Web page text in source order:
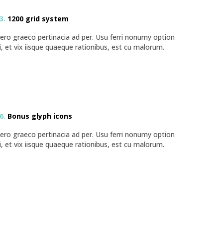
1200 grid system
graeco pertinacia ad per. Usu ferri nonumy option
et vix iisque quaeque rationibus, est cu malorum.
Bonus glyph icons
graeco pertinacia ad per. Usu ferri nonumy option
et vix iisque quaeque rationibus, est cu malorum.